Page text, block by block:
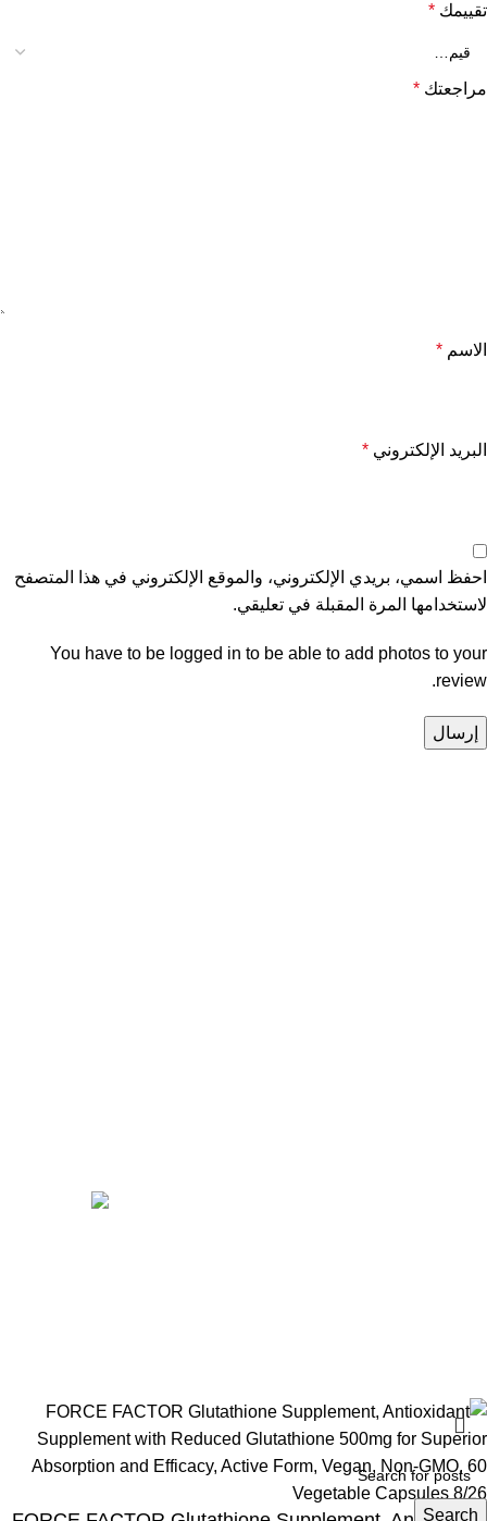
تقييمك *
مراجعتك *
الاسم *
البريد الإلكتروني *
احفظ اسمي، بريدي الإلكتروني، والموقع الإلكتروني في هذا المتصفح
لاستخدامها المرة المقبلة في تعليقي.
You have to be logged in to be able to add photos to your
review.
Search